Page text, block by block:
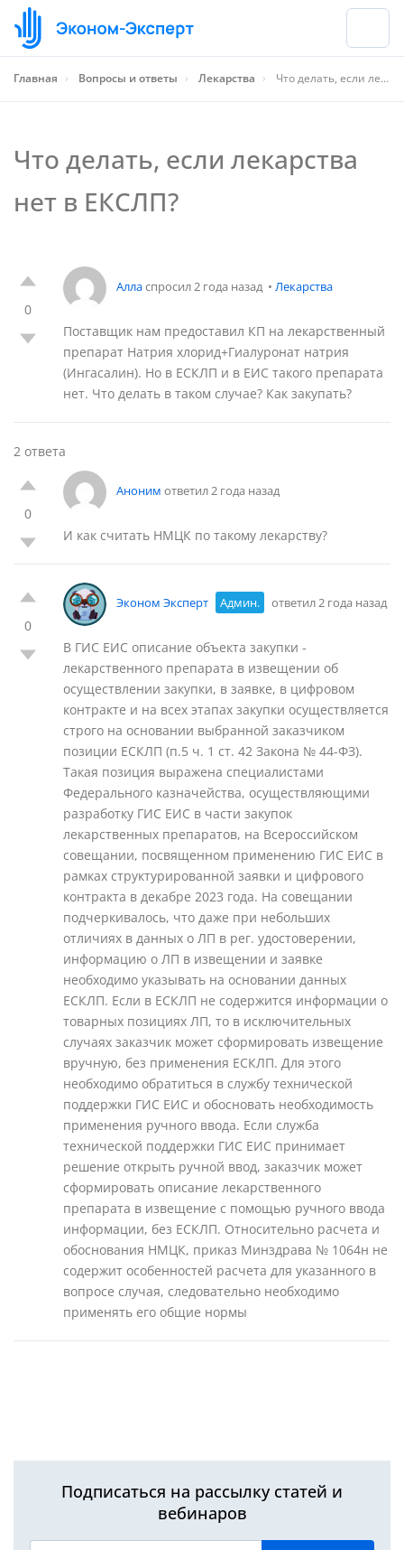
Главная › Вопросы и ответы › Лекарства › Что делать, если лекарства нет в ЕКСЛП?
Что делать, если лекарства
нет в ЕКСЛП?
0
Алласпросил 2 года назад • Лекарства
Поставщик нам предоставил КП на лекарственный
препарат Натрия хлорид+Гиалуронат натрия
(Ингасалин). Но в ЕСКЛП и в ЕИС такого препарата
нет. Что делать в таком случае? Как закупать?
2 ответа
0
Аноним ответил 2 года назад
И как считать НМЦК по такому лекарству?
0
Эконом Эксперт Админ. ответил 2 года назад
В ГИС ЕИС описание объекта закупки -
лекарственного препарата в извещении об
осуществлении закупки, в заявке, в цифровом
контракте и на всех этапах закупки осуществляется
строго на основании выбранной заказчиком
позиции ЕСКЛП (п.5 ч. 1 ст. 42 Закона № 44-ФЗ).
Такая позиция выражена специалистами
Федерального казначейства, осуществляющими
разработку ГИС ЕИС в части закупок
лекарственных препаратов, на Всероссийском
совещании, посвященном применению ГИС ЕИС в
рамках структурированной заявки и цифрового
контракта в декабре 2023 года. На совещании
подчеркивалось, что даже при небольших
отличиях в данных о ЛП в рег. удостоверении,
информацию о ЛП в извещении и заявке
необходимо указывать на основании данных
ЕСКЛП. Если в ЕСКЛП не содержится информации о
товарных позициях ЛП, то в исключительных
случаях заказчик может сформировать извещение
вручную, без применения ЕСКЛП. Для этого
необходимо обратиться в службу технической
поддержки ГИС ЕИС и обосновать необходимость
применения ручного ввода. Если служба
технической поддержки ГИС ЕИС принимает
решение открыть ручной ввод, заказчик может
сформировать описание лекарственного
препарата в извещение с помощью ручного ввода
информации, без ЕСКЛП. Относительно расчета и
обоснования НМЦК, приказ Минздрава № 1064н не
содержит особенностей расчета для указанного в
вопросе случая, следовательно необходимо
применять его общие нормы
Подписаться на рассылку статей и
вебинаров